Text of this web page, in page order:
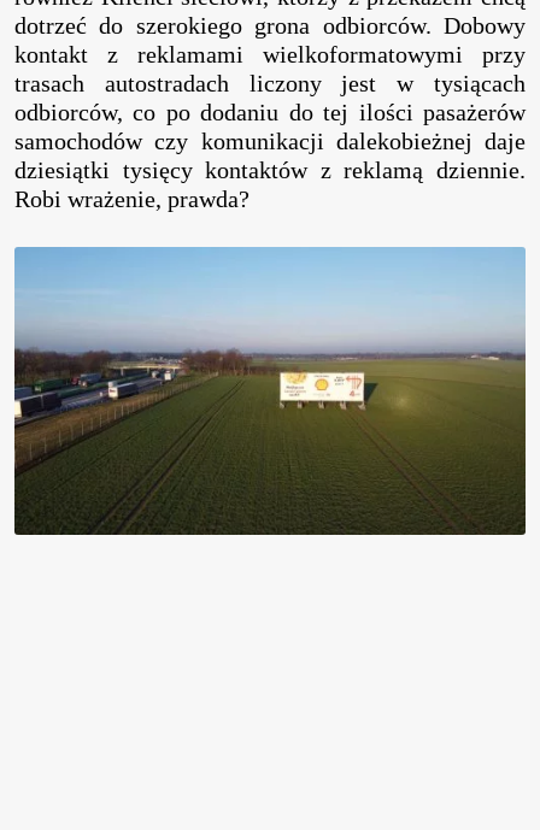
dotrzeć do szerokiego grona odbiorców. Dobowy
kontakt z reklamami wielkoformatowymi przy
trasach autostradach liczony jest w tysiącach
odbiorców, co po dodaniu do tej ilości pasażerów
samochodów czy komunikacji dalekobieżnej daje
dziesiątki tysięcy kontaktów z reklamą dziennie.
Robi wrażenie, prawda?